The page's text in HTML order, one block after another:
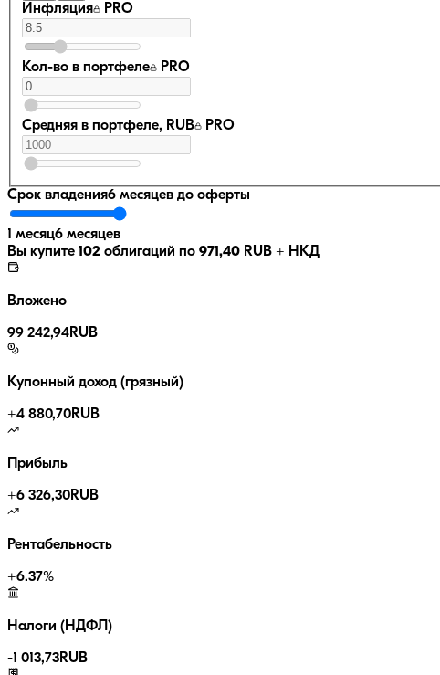
Инфляция PRO
Кол-во в портфеле PRO
Средняя в портфеле, RUB PRO
Срок владения6 месяцев до оферты
1 месяц6 месяцев
Вы купите 102 облигаций по 971,40 RUB + НКД
Вложено
99 242,94RUB
Купонный доход (грязный)
+4 880,70RUB
Прибыль
+6 326,30RUB
Рентабельность
+6.37%
Налоги (НДФЛ)
-1 013,73RUB